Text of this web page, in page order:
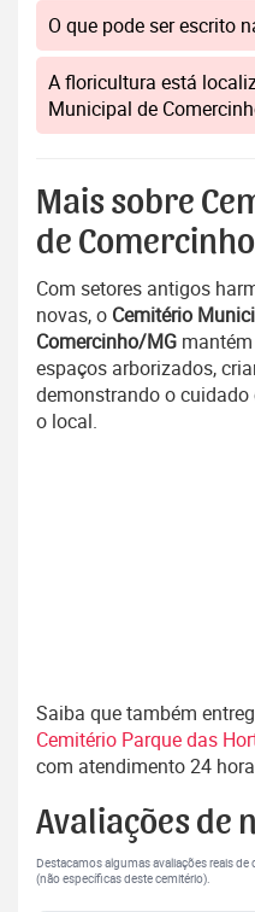
O que pode ser escrito
A floricultura está
Municipal de
Mais sobre
de Comercinho
Com setores antigos
novas, o Cemitério
Comercinho/MG
espaços arborizados,
demonstrando o
o local.
Saiba que também
Cemitério Parque das
com atendimento 24
Avaliações de
Destacamos algumas avaliações reais de
(não específicas deste cemitério).